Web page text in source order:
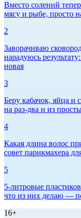
Вместо солений
мясу и рыбе, просто
2
Заворачиваю
нарадуюсь
новая
3
Беру кабачок, яйца и
на раз-два и из
4
Какая длина волос
совет парикмахера
5
5-литровые
что из них делаю —
16+